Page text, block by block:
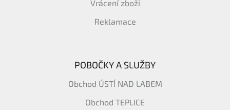
Vrácení zboží
Reklamace
POBOČKY A SLUŽBY
Obchod ÚSTÍ NAD LABEM
Obchod TEPLICE